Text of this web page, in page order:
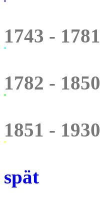
1743 - 1781
1782 - 1850
1851 - 1930
spät